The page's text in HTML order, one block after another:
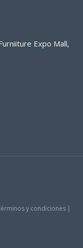
Expo Mall,
y condiciones |